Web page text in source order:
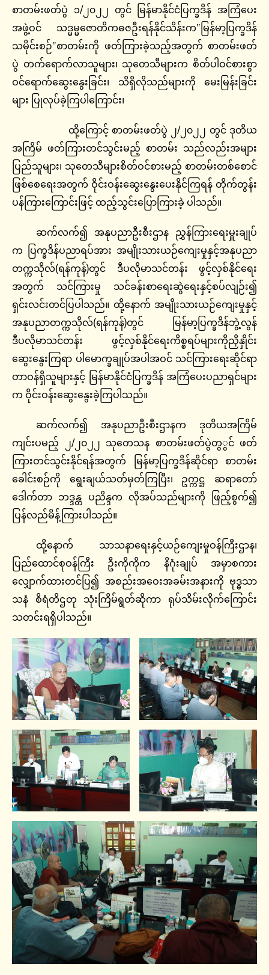
စာတမ်းဖတ်ပွဲ ၁/၂၀၂၂ တွင် မြန်မာနိုင်ငံပြက္ခဒိန် အကြံပေး
အဖွဲ့ဝင် သဒ္မမ္မဇောတိကဓဇဦးရန်နိုင်သိန်းက”မြန်မာ့ပြက္ခဒိန်
သမိုင်းစဉ်”စာတမ်းကို ဖတ်ကြားခဲ့သည့်အတွက် စာတမ်းဖတ်
ပွဲ တက်ရောက်လာသူများ၊ သုတေသီများက စိတ်ပါဝင်စားစွာ
ဝင်ရောက်ဆွေးနွေးခြင်း၊ သိရှိလိုသည်များကို မေးမြန်းခြင်း
များ ပြုလုပ်ခဲ့ကြပါကြောင်း၊
ထို့ကြောင့် စာတမ်းဖတ်ပွဲ ၂/၂၀၂၂ တွင် ဒုတိယ
အကြိမ် ဖတ်ကြားတင်သွင်းမည့် စာတမ်း သည်လည်းအများ
ပြည်သူများ၊ သုတေသီများစိတ်ဝင်စားမည့် စာတမ်းတစ်စောင်
ဖြစ်စေရေးအတွက် ဝိုင်းဝန်းဆွေးနွေးပေးနိုင်ကြရန် တိုက်တွန်း
ပန်ကြားကြောင်းဖြင့် ထည့်သွင်းပြောကြားခဲ့ ပါသည်။
ဆက်လက်၍ အနုပညာဦးစီးဌာန ညွှန်ကြားရေးမှူးချုပ်
က ပြက္ခဒိန်ပညာရပ်အား အမျိုးသားယဉ်ကျေးမှုနှင့်အနုပညာ
တက္ကသိုလ်(ရန်ကုန်)တွင် ဒီပလိုမာသင်တန်း ဖွင့်လှစ်နိုင်ရေး
အတွက် သင်ကြားမှု သင်ခန်းစာရေးဆွဲရေးနှင့်စပ်လျဉ်း၍
ရှင်းလင်းတင်ပြပါသည်။ ထို့နောက် အမျိုးသားယဉ်ကျေးမှုနှင့်
အနုပညာတက္ကသိုလ်(ရန်ကုန်)တွင် မြန်မာ့ပြက္ခဒိန်ဘွဲ့လွန်
ဒီပလိုမာသင်တန်း ဖွင့်လှစ်နိုင်ရေးကိစ္စရပ်များကိုညှိနှိုင်း
ဆွေးနွေးကြရာ ပါမောက္ခချုပ်အပါအဝင် သင်ကြားရေးဆိုင်ရာ
တာဝန်ရှိသူများနှင့် မြန်မာနိုင်ငံပြက္ခဒိန် အကြံပေးပညာရှင်များ
က ဝိုင်းဝန်းဆွေးနွေးခဲ့ကြပါသည်။
ဆက်လက်၍ အနုပညာဦးစီးဌာနက ဒုတိယအကြိမ်
ကျင်းပမည့် ၂/၂၀၂၂ သုတေသန စာတမ်းဖတ်ပွဲတွွင် ဖတ်
ကြားတင်သွင်းနိုင်ရန်အတွက် မြန်မာ့ပြက္ခဒိန်ဆိုင်ရာ စာတမ်း
ခေါင်းစဉ်ကို ရွေးချယ်သတ်မှတ်ကြပြီး၊ ဥက္ကဋ္ဌ ဆရာတော်
ဒေါက်တာ ဘဒ္ဒန္တ ပညိန္ဒက လိုအပ်သည်များကို ဖြည့်စွက်၍
ပြန်လည်မိန့်ကြားပါသည်။
ထို့နောက် သာသနာရေးနှင့်ယဉ်ကျေးမှုဝန်ကြီးဌာန၊
ပြည်ထောင်စုဝန်ကြီး ဦးကိုကိုက နိဂုံးချုပ် အမှာစကား
လျှောက်ထားတင်ပြ၍ အစည်းအဝေးအခမ်းအနားကို ဗုဒ္ဓသာ
သနံ စိရံတိဌတု သုံးကြိမ်ရွတ်ဆိုကာ ရုပ်သိမ်းလိုက်ကြောင်း
သတင်းရရှိပါသည်။